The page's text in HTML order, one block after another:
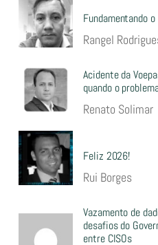
Fundamentando
Rangel
Acidente da
quando o
Renato Solimar
Feliz 2026!
Rui Borges
Vazamento de
desafios do
entre CISOs